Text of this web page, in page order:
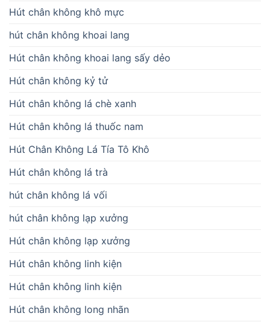
Hút chân không khô mực
hút chân không khoai lang
Hút chân không khoai lang sấy dẻo
Hút chân không kỷ tử
Hút chân không lá chè xanh
Hút chân không lá thuốc nam
Hút Chân Không Lá Tía Tô Khô
Hút chân không lá trà
hút chân không lá vối
hút chân không lạp xưởng
Hút chân không lạp xưởng
Hút chân không linh kiện
Hút chân không linh kiện
Hút chân không long nhãn